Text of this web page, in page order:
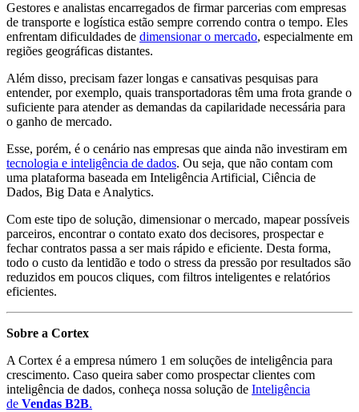
Gestores e analistas encarregados de firmar parcerias com empresas
de transporte e logística estão sempre correndo contra o tempo. Eles
enfrentam dificuldades de dimensionar o mercado, especialmente em
regiões geográficas distantes.
Além disso, precisam fazer longas e cansativas pesquisas para
entender, por exemplo, quais transportadoras têm uma frota grande o
suficiente para atender as demandas da capilaridade necessária para
o ganho de mercado.
Esse, porém, é o cenário nas empresas que ainda não investiram em
tecnologia e inteligência de dados. Ou seja, que não contam com
uma plataforma baseada em Inteligência Artificial, Ciência de
Dados, Big Data e Analytics.
Com este tipo de solução, dimensionar o mercado, mapear possíveis
parceiros, encontrar o contato exato dos decisores, prospectar e
fechar contratos passa a ser mais rápido e eficiente. Desta forma,
todo o custo da lentidão e todo o stress da pressão por resultados são
reduzidos em poucos cliques, com filtros inteligentes e relatórios
eficientes.
Sobre a Cortex
A Cortex é a empresa número 1 em soluções de inteligência para
crescimento. Caso queira saber como prospectar clientes com
inteligência de dados, conheça nossa solução de Inteligência
de Vendas B2B.